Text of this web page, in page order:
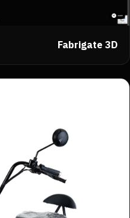
Fabrigate 3D